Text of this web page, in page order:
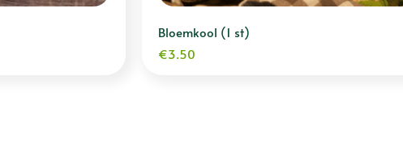
Bloemkool (1 st)
€3.50